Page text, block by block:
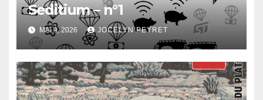
Seditium – n°1
MAI 4, 2026 JOCELYN PEYRET